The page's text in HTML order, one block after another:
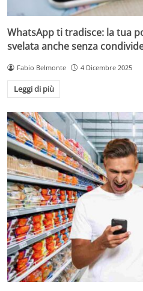
WhatsApp ti tradisce: la tua
svelata anche senza
Fabio Belmonte 4 Dicembre 2025
Leggi di più